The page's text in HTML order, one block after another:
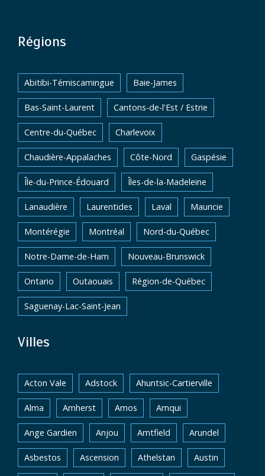
Régions
Abitibi-Témiscamingue Baie-James
Bas-Saint-Laurent Cantons-de-l'Est / Estrie
Centre-du-Québec Charlevoix
Chaudière-Appalaches Côte-Nord Gaspésie
Île-du-Prince-Édouard Îles-de-la-Madeleine
Lanaudière Laurentides Laval Mauricie
Montérégie Montréal Nord-du-Québec
Notre-Dame-de-Ham Nouveau-Brunswick
Ontario Outaouais Région-de-Québec
Saguenay-Lac-Saint-Jean
Villes
Acton Vale Adstock Ahuntsic-Cartierville
Alma Amherst Amos Amqui
Ange Gardien Anjou Arntfield Arundel
Asbestos Ascension Athelstan Austin